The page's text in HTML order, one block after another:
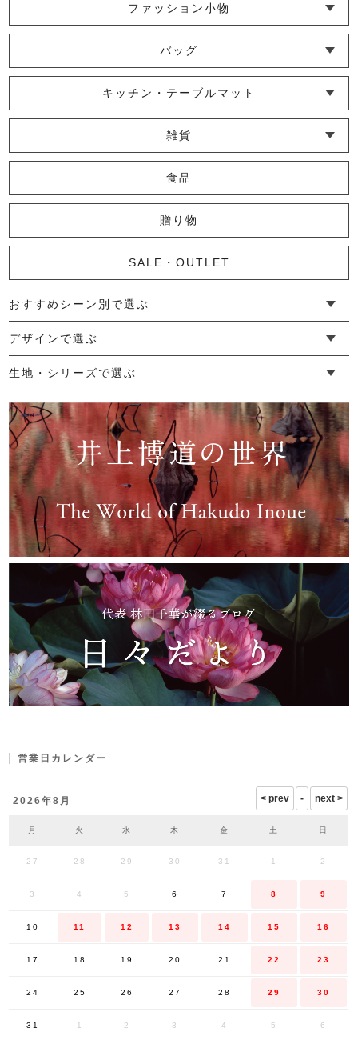
ファッション小物
└ ショール・ストール
└ マスク
└ 靴下・アームカバー
バッグ
└ ポシェット・ショルダーバッグ
└ トートバッグ
└ 巾着バッグ
キッチン・テーブルマット
└ 蚊帳のふきん
└ かっぽう着・エプロン
└ その他キッチン小物
└ コースター
└ ランチョンマット・プレースマット
└ テーブルランナー・テーブルセンター
雑貨
└ その他小物
└ タオル・ハンカチ
└ ポーチ
└ インテリア
食品
贈り物
SALE・OUTLET
おすすめシーン別で選ぶ
└ 新生活
└ 和装
└ 旅行
└ 快眠
└ お祝い
デザインで選ぶ
└ ゆったりデザイン
└ 小柄さんにおすすめデザイン
└ 袖付きデザイン
└ メンズ・ユニセックスデザイン
└ 暮らしの黒色特集
生地・シリーズで選ぶ
└ 手紬手織り麻
└ 先染め麻
└ からみ織
└ グレーズリネン
└ 綿麻帆布
└ リネンツイード
└ リネンハンプ
└ ざっくり麻
└ オーガニックの蚊帳
└ かやキノミシリーズ
└ ふちどりシリーズ
└ 花紋シリーズ
└ 小紋シリーズ
└ 華わびシリーズ
└ 波ステッチシリーズ
└ あゆみ鹿シリーズ
└ 森の鹿シリーズ
└ まほろばシリーズ
└ 刺し子渦シリーズ
└ 革の水玉シリーズ
└ 新ビオシリーズ
営業日カレンダー
2026年8月
月 火 水 木 金 土 日
27 28 29 30 31 1 2
3 4 5 6 7 8 9
10 11 12 13 14 15 16
17 18 19 20 21 22 23
24 25 26 27 28 29 30
31 1 2 3 4 5 6